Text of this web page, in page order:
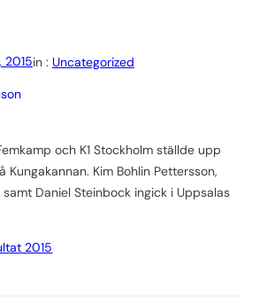
2015in : Uncategorized
och K1 Stockholm ställde upp
Kungakannan. Kim Bohlin Pettersson,
Daniel Steinbock ingick i Uppsalas
2015